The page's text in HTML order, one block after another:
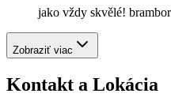
jako vždy skvělé!
Zobraziť viac
Kontakt a Lokácia